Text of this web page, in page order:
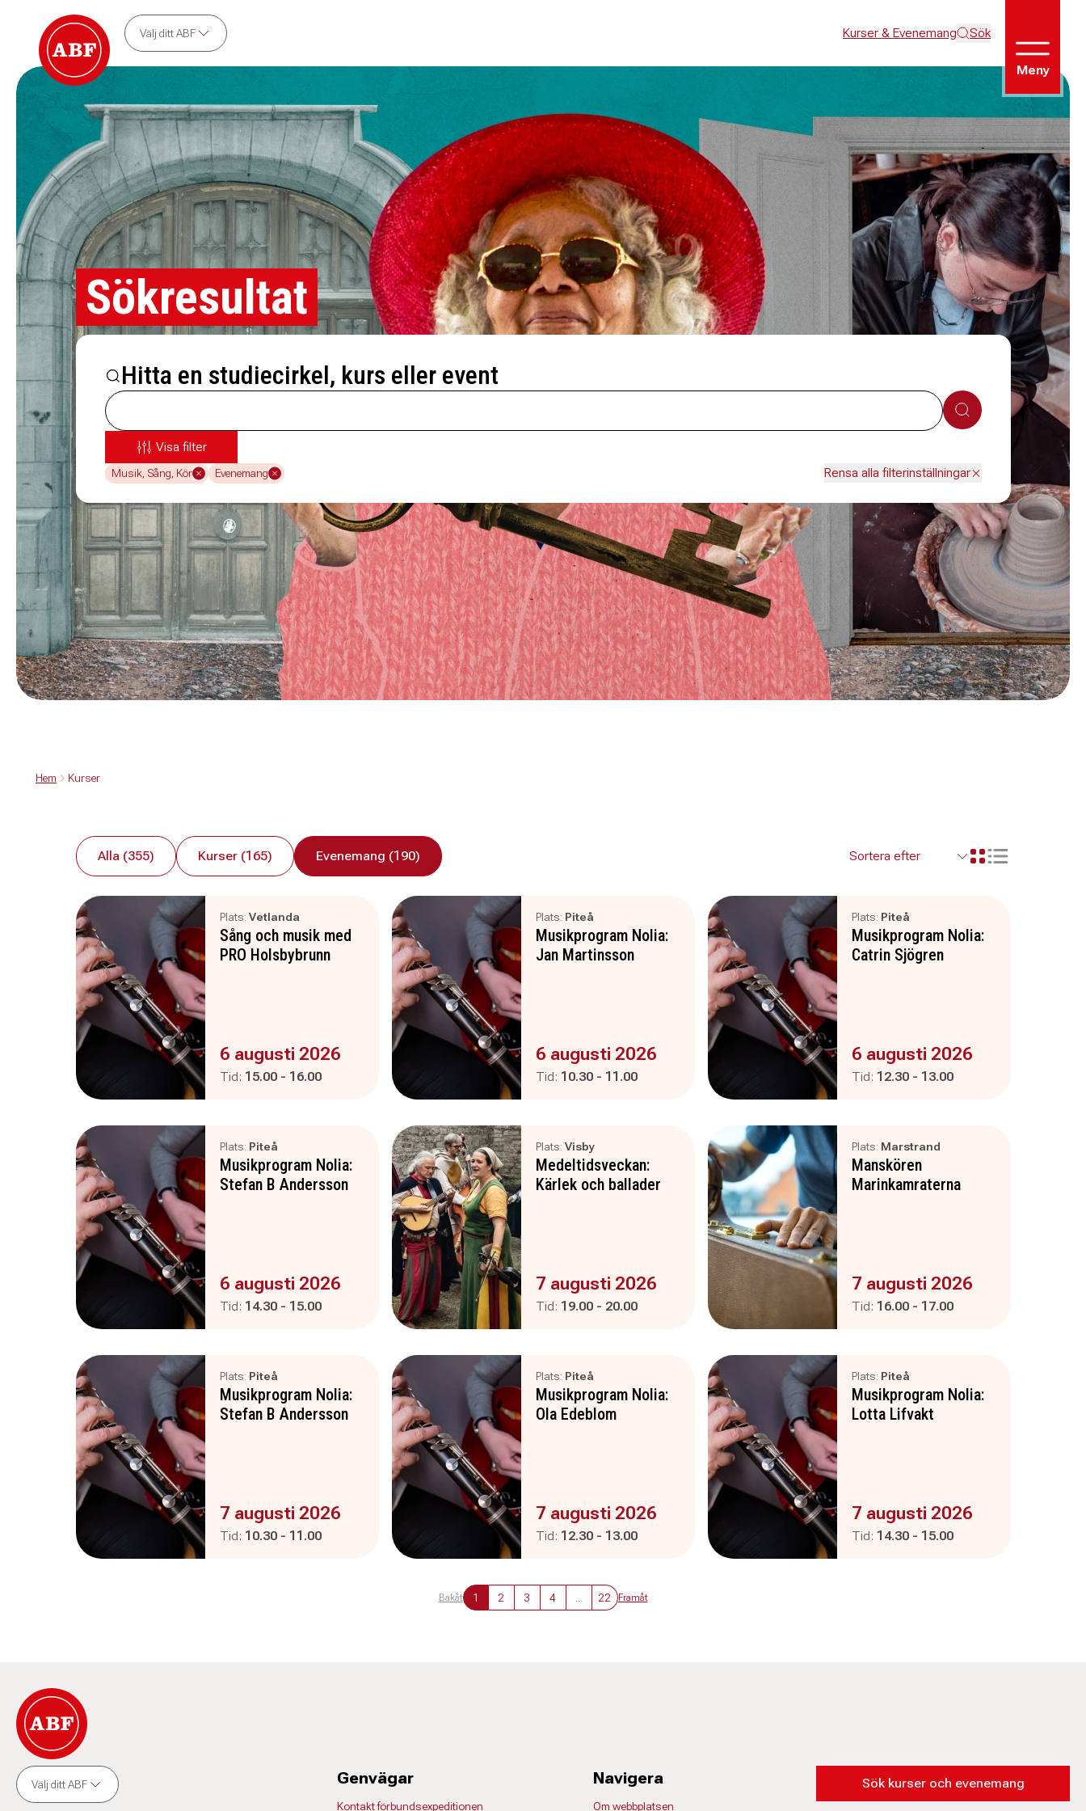
Välj ditt ABF Kurser & Evenemang Sök
Meny
Sökresultat
Hitta en studiecirkel, kurs eller event
Sök
Visa filter
Musik, Sång, Kör Evenemang Rensa alla filterinställningar
Hem Kurser
Alla (355) Kurser (165) Evenemang (190) Visa resultaten i ett
Visa resultaten
Plats: Vetlanda
Sång och musik med
PRO Holsbybrunn
Evenemanget är :
6 augusti 2026
Tid: Pågår mellan
15.00 - och
16.00
Plats: Piteå
Musikprogram Nolia:
Jan Martinsson
Evenemanget är :
6 augusti 2026
Tid: Pågår mellan
10.30 - och
11.00
Plats: Piteå
Musikprogram Nolia:
Catrin Sjögren
Evenemanget är :
6 augusti 2026
Tid: Pågår mellan
12.30 - och
13.00
Plats: Piteå
Musikprogram Nolia:
Stefan B Andersson
Evenemanget är :
6 augusti 2026
Tid: Pågår mellan
14.30 - och
15.00
Plats: Visby
Medeltidsveckan:
Kärlek och ballader
Evenemanget är :
7 augusti 2026
Tid: Pågår mellan
19.00 - och
20.00
Plats: Marstrand
Manskören
Marinkamraterna
Evenemanget är :
7 augusti 2026
Tid: Pågår mellan
16.00 - och
17.00
Plats: Piteå
Musikprogram Nolia:
Stefan B Andersson
Evenemanget är :
7 augusti 2026
Tid: Pågår mellan
10.30 - och
11.00
Plats: Piteå
Musikprogram Nolia:
Ola Edeblom
Evenemanget är :
7 augusti 2026
Tid: Pågår mellan
12.30 - och
13.00
Plats: Piteå
Musikprogram Nolia:
Lotta Lifvakt
Evenemanget är :
7 augusti 2026
Tid: Pågår mellan
14.30 - och
15.00
Bakåt 1 2 3 4 22 Framåt
Välj ditt ABF Genvägar
Kontakt förbundsexpeditionen
Navigera
Om webbplatsen
Sök kurser och evenemang